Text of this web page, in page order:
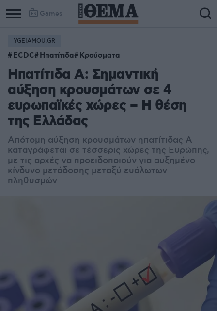
Games
YGEIAMOU.GR
ECDC Ηπατίτιδα Κρούσματα
Ηπατίτιδα Α: Σημαντική
αύξηση κρουσμάτων σε 4
ευρωπαϊκές χώρες – Η θέση
της Ελλάδας
Απότομη αύξηση κρουσμάτων ηπατίτιδας Α
καταγράφεται σε τέσσερις χώρες της Ευρώπης,
με τις αρχές να προειδοποιούν για αυξημένο
κίνδυνο μετάδοσης μεταξύ ευάλωτων
πληθυσμών